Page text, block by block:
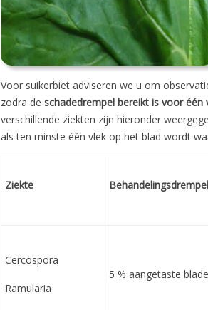
Voor suikerbiet adviseren we u om
zodra de schadedrempel bereikt is voor één
verschillende ziekten zijn hieronder
als ten minste één vlek op het blad wordt
Ziekte
Cercospora
Ramularia
5 % aangetaste